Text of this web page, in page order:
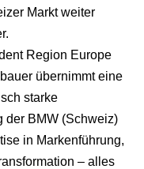
Markt weiter
Region Europe
übernimmt eine
starke
der BMW (Schweiz)
in Markenführung,
– alles